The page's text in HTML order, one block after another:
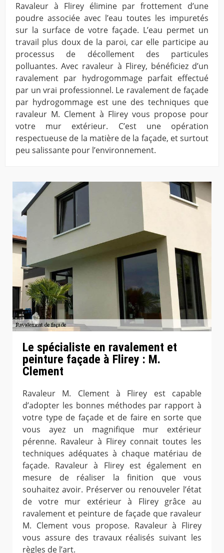
Ravaleur à Flirey élimine par frottement d’une
poudre associée avec l’eau toutes les impuretés
sur la surface de votre façade. L’eau permet un
travail plus doux de la paroi, car elle participe au
processus de décollement des particules
polluantes. Avec ravaleur à Flirey, bénéficiez d’un
ravalement par hydrogommage parfait effectué
par un vrai professionnel. Le ravalement de façade
par hydrogommage est une des techniques que
ravaleur M. Clement à Flirey vous propose pour
votre mur extérieur. C’est une opération
respectueuse de la matière de la façade, et surtout
peu salissante pour l’environnement.
Le spécialiste en ravalement et
peinture façade à Flirey : M.
Clement
Ravaleur M. Clement à Flirey est capable
d’adopter les bonnes méthodes par rapport à
votre type de façade et de faire en sorte que
vous ayez un magnifique mur extérieur
pérenne. Ravaleur à Flirey connait toutes les
techniques adéquates à chaque matériau de
façade. Ravaleur à Flirey est également en
mesure de réaliser la finition que vous
souhaitez avoir. Préserver ou renouveler l’état
de votre mur extérieur à Flirey grâce au
ravalement et peinture de façade que ravaleur
M. Clement vous propose. Ravaleur à Flirey
vous assure des travaux réalisés suivant les
règles de l’art.